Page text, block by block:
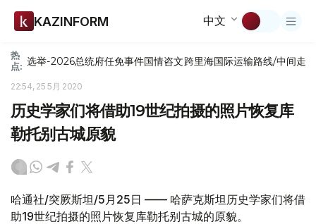
KAZINFORM 中文
热
点: 选举-2026总统府任免事件国情咨文跨里海国际运输路线/中间走廊
22:54, 25 5月 2020
历史学家们将借助19世纪拍摄的照片恢复库
勒托别古城原貌
哈通社/突厥斯坦/5月25日 —— 哈萨克斯坦历史学家们将借
助19世纪拍摄的照片恢复库勒托别古城的原貌。